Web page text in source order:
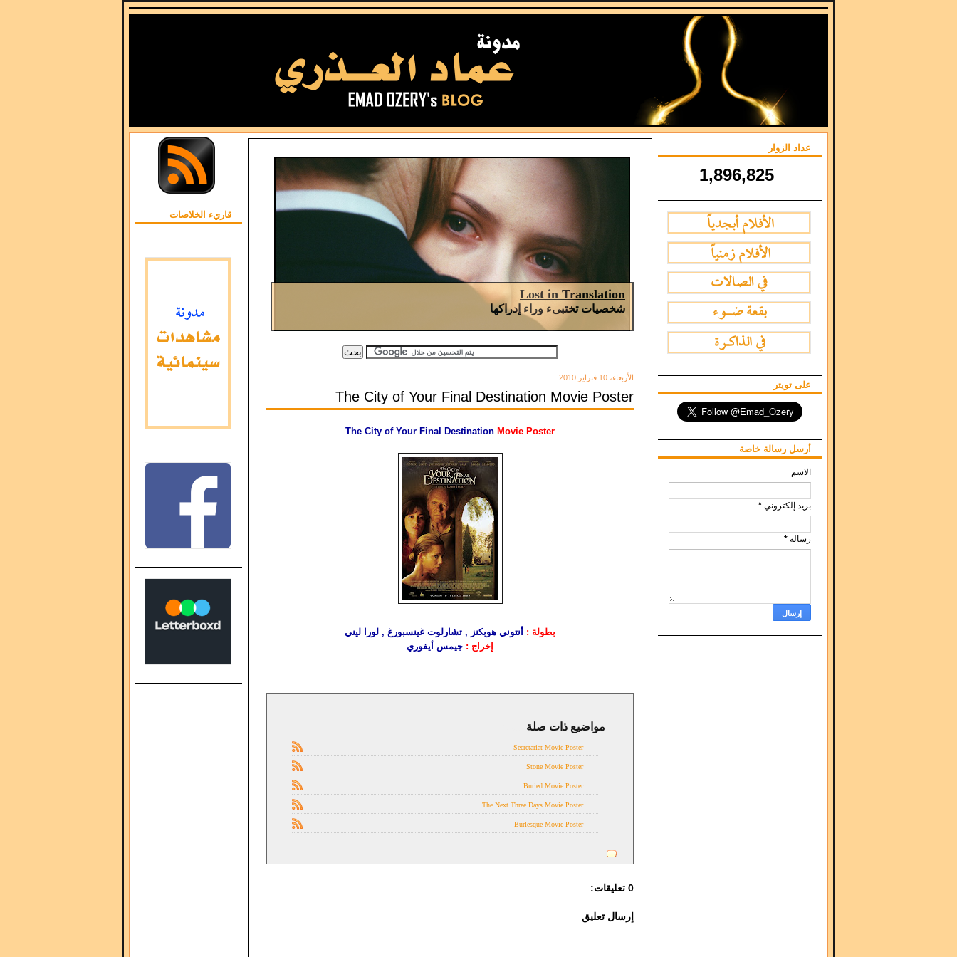
قاريء الخلاصات
Lost in Translation
شخصيات تختبىء وراء إدراكها
الأربعاء، 10 فبراير 2010
The City of Your Final Destination Movie Poster
The City of Your Final Destination Movie Poster
بطولة : أنتوني هوبكنز , تشارلوت غينسبورغ , لورا ليني
إخراج : جيمس أيفوري
مواضيع ذات صلة
Secretariat Movie Poster
Stone Movie Poster
Buried Movie Poster
The Next Three Days Movie Poster
Burlesque Movie Poster
0 تعليقات:
إرسال تعليق
عداد الزوار
1,896,825
على تويتر
أرسل رسالة خاصة
الاسم
بريد إلكتروني *
رسالة *